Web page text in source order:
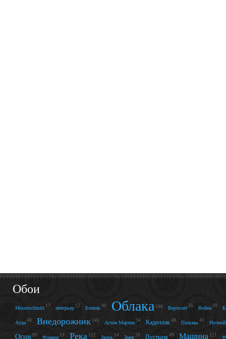
Обои
Messerschmitt 17 интерьер 12 Боевик 40 Облака 296 Вертолет 36 Война 39
Ауди 40 Внедорожник 145 Астон Мартин 34 Кадиллак 48 Пальмы 43 Ночной
Огни 80 Фонари 13 Река 152 Зверь 14 Змея 20 Пустыня 49 Машина 121